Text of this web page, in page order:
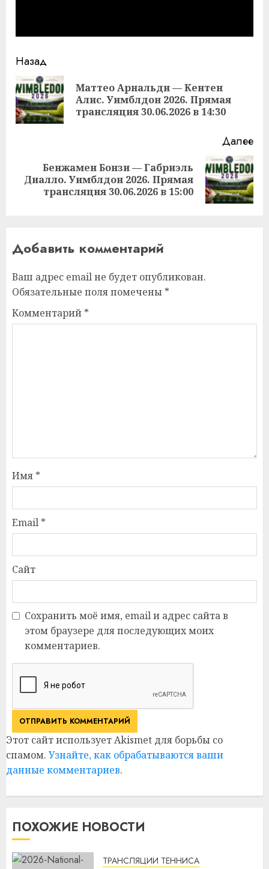
Продолжить
чтение
Назад
Маттео Арнальди — Кентен
Алис. Уимблдон 2026. Прямая
трансляция 30.06.2026 в 14:30
Далее
Следующая
запись:
Бенжамен Бонзи — Габриэль
Диалло. Уимблдон 2026. Прямая
трансляция 30.06.2026 в 15:00
Добавить комментарий
Ваш адрес email не будет опубликован.
Обязательные поля помечены *
Комментарий *
Имя *
Email *
Сайт
Сохранить моё имя, email и адрес сайта в
этом браузере для последующих моих
комментариев.
Этот сайт использует Akismet для борьбы со
спамом. Узнайте, как обрабатываются ваши
данные комментариев.
ПОХОЖИЕ НОВОСТИ
ТРАНСЛЯЦИИ ТЕННИСА